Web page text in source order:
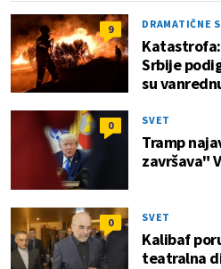
9 DRAMATIČNE
Srbije
su
0 SVET
Tramp
završava"
0 SVET
Kalibaf
teatralna